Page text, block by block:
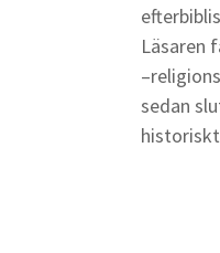
Läsaren
sedan